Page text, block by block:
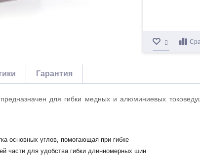
Гарантия
предназначен для гибки медных и алюминиевых
основных углов, помогающая при гибке
части для удобства гибки длинномерных шин